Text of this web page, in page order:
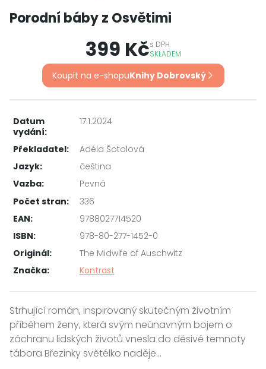
Porodní báby z Osvětimi
399 Kčs DPH
SKLADEM
Koupit na e-shopuKnihy Dobrovský
Datum
vydání:
17.1.2024
Překladatel:
Adéla Šotolová
Jazyk:
čeština
Vazba:
Pevná
Počet stran:
336
EAN:
9788027714520
ISBN:
978-80-277-1452-0
Originál:
The Midwife of Auschwitz
Značka:
Kontrast
Strhující román, inspirovaný skutečným životním
příběhem ženy, která svým neúnavným bojem o
záchranu lidských životů vnesla do děsivé temnoty
tábora Březinky světélko naděje…